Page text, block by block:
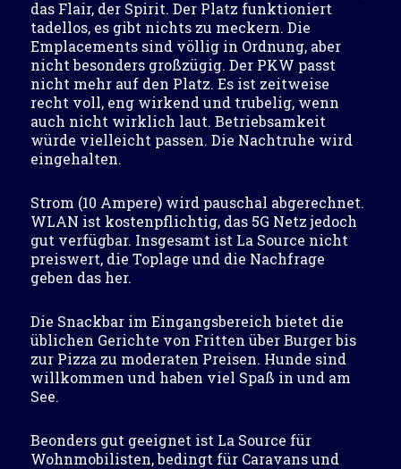
das Flair, der Spirit. Der Platz funktioniert
tadellos, es gibt nichts zu meckern. Die
Emplacements sind völlig in Ordnung, aber
nicht besonders großzügig. Der PKW passt
nicht mehr auf den Platz. Es ist zeitweise
recht voll, eng wirkend und trubelig, wenn
auch nicht wirklich laut. Betriebsamkeit
würde vielleicht passen. Die Nachtruhe wird
eingehalten.
Strom (10 Ampere) wird pauschal abgerechnet.
WLAN ist kostenpflichtig, das 5G Netz jedoch
gut verfügbar. Insgesamt ist La Source nicht
preiswert, die Toplage und die Nachfrage
geben das her.
Die Snackbar im Eingangsbereich bietet die
üblichen Gerichte von Fritten über Burger bis
zur Pizza zu moderaten Preisen. Hunde sind
willkommen und haben viel Spaß in und am
See.
Beonders gut geeignet ist La Source für
Wohnmobilisten, bedingt für Caravans und